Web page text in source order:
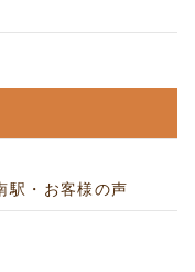
駅・お客様の声